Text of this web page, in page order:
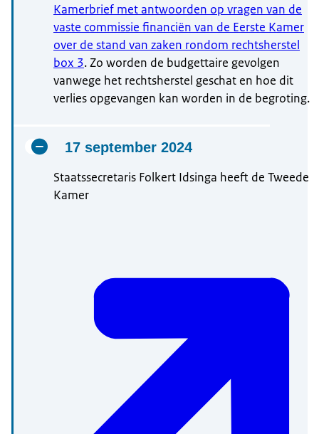
Kamerbrief met antwoorden op vragen van de
vaste commissie financiën van de Eerste Kamer
over de stand van zaken rondom rechtsherstel
box 3. Zo worden de budgettaire gevolgen
vanwege het rechtsherstel geschat en hoe dit
verlies opgevangen kan worden in de begroting.
17 september 2024
Staatssecretaris Folkert Idsinga heeft de Tweede
Kamer